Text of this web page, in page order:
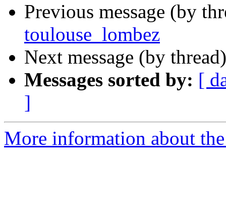
Previous message (by
toulouse_lombez
Next message (by
Messages sorted by: [
]
More information about